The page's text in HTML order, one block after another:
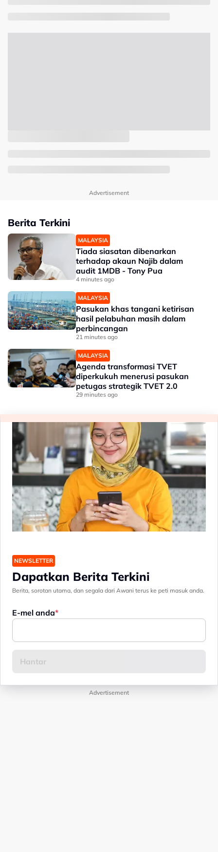
Advertisement
Berita Terkini
MALAYSIA
Tiada siasatan dibenarkan
terhadap akaun Najib dalam
audit 1MDB - Tony Pua
4 minutes ago
MALAYSIA
Pasukan khas tangani ketirisan
hasil pelabuhan masih dalam
perbincangan
21 minutes ago
MALAYSIA
Agenda transformasi TVET
diperkukuh menerusi pasukan
petugas strategik TVET 2.0
29 minutes ago
NEWSLETTER
Dapatkan Berita Terkini
Berita, sorotan utama, dan segala dari Awani terus ke peti masuk anda.
E-mel anda
Advertisement